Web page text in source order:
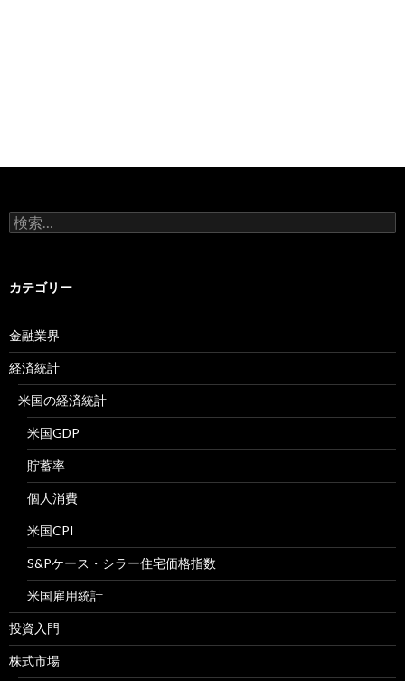
検
索:
カテゴリー
金融業界
経済統計
米国の経済統計
米国GDP
貯蓄率
個人消費
米国CPI
S&Pケース・シラー住宅価格指数
米国雇用統計
投資入門
株式市場